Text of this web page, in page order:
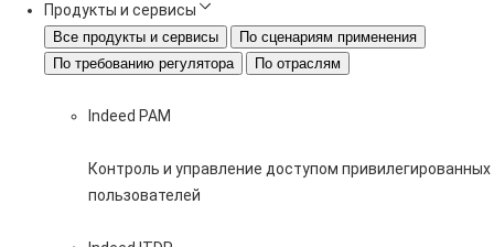
Продукты и сервисы
Все продукты и сервисы
По сценариям применения
По требованию регулятора
По отраслям
Indeed PAM
Контроль и управление доступом привилегированных
пользователей